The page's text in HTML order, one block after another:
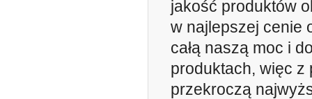
jakość produktów
w najlepszej cenie
całą naszą moc i
produktach, więc z
przekroczą